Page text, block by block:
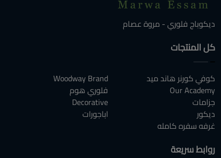
ديكوباج فلوري - مروة عصام
كل المنتجات
كوفي كورنر هاند ميد
Our Academy
جزامات
ديكور
غرفه سفره كامله
Woodway Brand
فلوري هوم
Decorative
اباجورات
روابط سريعة